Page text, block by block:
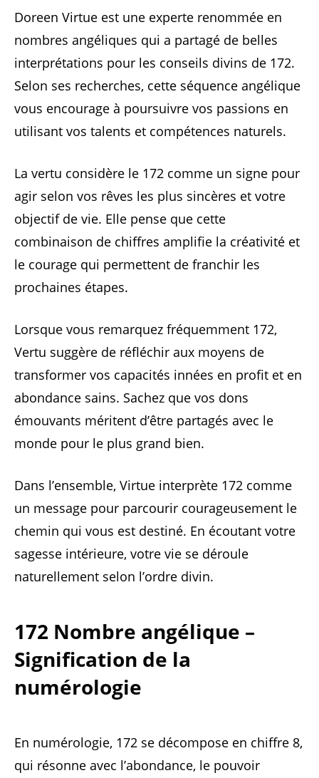
Doreen Virtue est une experte renommée en
nombres angéliques qui a partagé de belles
interprétations pour les conseils divins de 172.
Selon ses recherches, cette séquence angélique
vous encourage à poursuivre vos passions en
utilisant vos talents et compétences naturels.
La vertu considère le 172 comme un signe pour
agir selon vos rêves les plus sincères et votre
objectif de vie. Elle pense que cette
combinaison de chiffres amplifie la créativité et
le courage qui permettent de franchir les
prochaines étapes.
Lorsque vous remarquez fréquemment 172,
Vertu suggère de réfléchir aux moyens de
transformer vos capacités innées en profit et en
abondance sains. Sachez que vos dons
émouvants méritent d’être partagés avec le
monde pour le plus grand bien.
Dans l’ensemble, Virtue interprète 172 comme
un message pour parcourir courageusement le
chemin qui vous est destiné. En écoutant votre
sagesse intérieure, votre vie se déroule
naturellement selon l’ordre divin.
172 Nombre angélique –
Signification de la
numérologie
En numérologie, 172 se décompose en chiffre 8,
qui résonne avec l’abondance, le pouvoir